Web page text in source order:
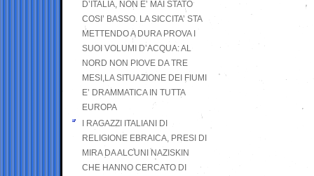
D’ITALIA, NON E’ MAI STATO
COSI’ BASSO. LA SICCITA’ STA
METTENDO A DURA PROVA I
SUOI VOLUMI D’ACQUA: AL
NORD NON PIOVE DA TRE
MESI,LA SITUAZIONE DEI FIUMI
E’ DRAMMATICA IN TUTTA
EUROPA
I RAGAZZI ITALIANI DI
RELIGIONE EBRAICA, PRESI DI
MIRA DA ALCUNI NAZISKIN
CHE HANNO CERCATO DI